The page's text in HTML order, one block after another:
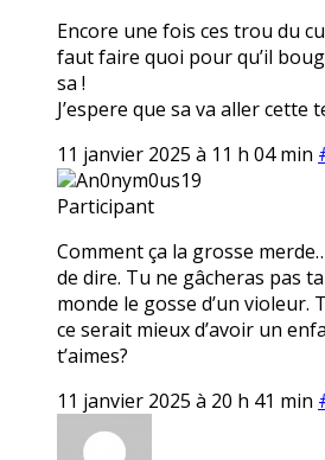
Encore une fois ces trou du
faut faire quoi pour qu’il
sa !
J’espere que sa va aller cette
11 janvier 2025 à 11 h 04 min
An0nym0us19
Participant
Comment ça la grosse
de dire. Tu ne gâcheras pas
monde le gosse d’un violeur.
ce serait mieux d’avoir un
t’aimes?
11 janvier 2025 à 20 h 41 min